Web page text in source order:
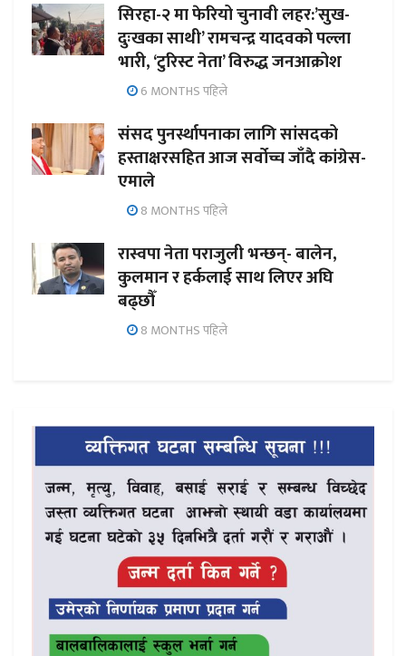
सिरहा-२ मा फेरियो चुनावी लहर:’सुख-
दुःखका साथी’ रामचन्द्र यादवको पल्ला
भारी, ‘टुरिस्ट नेता’ विरुद्ध जनआक्रोश
6 MONTHS पहिले
संसद पुनर्स्थापनाका लागि सांसदको
हस्ताक्षरसहित आज सर्वोच्च जाँदै कांग्रेस-
एमाले
8 MONTHS पहिले
रास्वपा नेता पराजुली भन्छन्- बालेन,
कुलमान र हर्कलाई साथ लिएर अघि
बढ्छौँ
8 MONTHS पहिले